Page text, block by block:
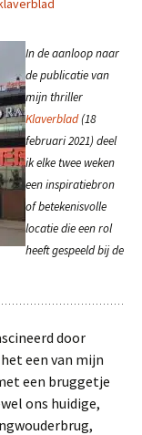
klaverblad
In de aanloop naar
de publicatie van
mijn thriller
Klaverblad(18
februari 2021) deel
ik elke twee weken
een inspiratiebron
of betekenisvolle
locatie die een rol
heeft gespeeld bij de
door
een van mijn
een bruggetje
ons huidige,